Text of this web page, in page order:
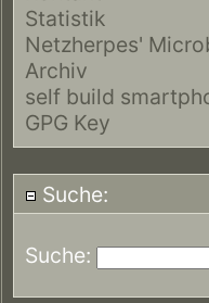
Statistik
Netzherpes'
Archiv
self build
GPG Key
Suche:
Suche: